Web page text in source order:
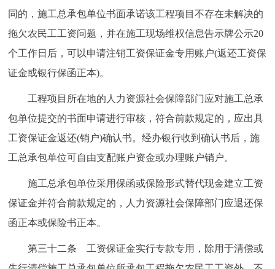
同的，施工总承包单位书面承诺该工程项目不存在未解决的
拖欠农民工工资问题，并在施工现场维权信息告示牌公示20
个工作日后，可以申请注销工资保证金专用账户(返还工资保
证金或银行保函正本)。
工程项目所在地的人力资源社会保障部门应对施工总承
包单位提交的书面申请进行审核，符合前款规定的，应出具
工资保证金返还(销户)确认书。经办银行收到确认书后，施
工总承包单位可自由支配账户资金或办理账户销户。
施工总承包单位采用保函或保险形式替代现金建立工资
保证金并符合前款规定的，人力资源社会保障部门应退还保
函正本或保险书正本。
第三十二条 工资保证金实行专款专用，除用于清偿或